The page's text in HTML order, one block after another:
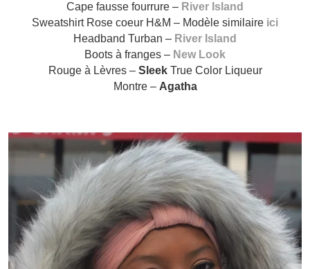
Cape fausse fourrure – River Island
Sweatshirt Rose coeur H&M – Modèle similaire ici
Headband Turban – River Island
Boots à franges – New Look
Rouge à Lèvres – SleekTrue Color Liqueur
Montre – Agatha